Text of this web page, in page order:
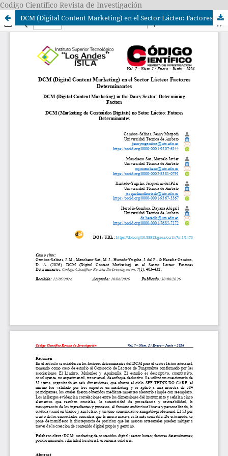
Codigo Científico Revista de Investigación
DCM (Digital Content Marketing) en el Sector Lácteo: Factores Determinantes